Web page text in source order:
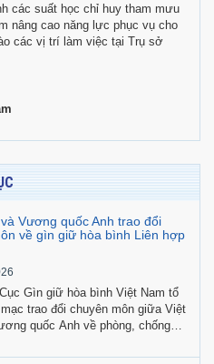
các suất học chỉ huy tham mưu
nâng cao năng lực phục vụ cho
các vị trí làm việc tại Trụ sở
Vương quốc Anh trao đổi
về gìn giữ hòa bình Liên hợp
Gìn giữ hòa bình Việt Nam tổ
trao đổi chuyên môn giữa Việt
quốc Anh về phòng, chống
phòng, chống bóc lột, xâm hại